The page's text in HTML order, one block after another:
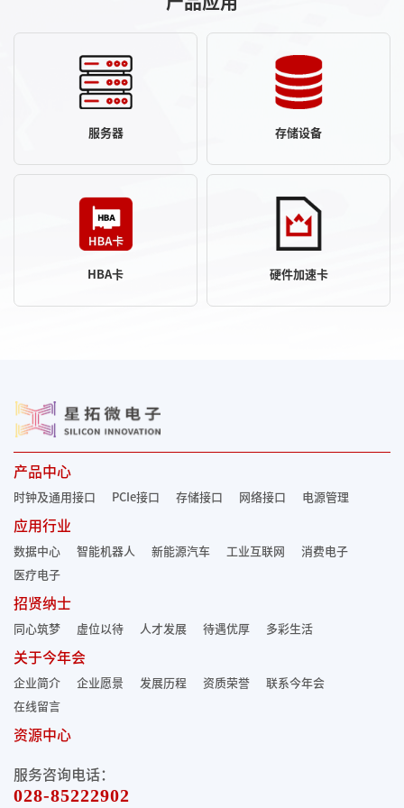
服务器 存储设备
HBA卡 硬件加速卡
产品中心
时钟及通用接口 PCIe接口 存储接口 网络接口 电源管理
应用行业
数据中心 智能机器人 新能源汽车 工业互联网
消费电子
医疗电子
招贤纳士
同心筑梦 虚位以待 人才发展 待遇优厚 多彩生活
关于今年会
企业简介 企业愿景 发展历程 资质荣誉
联系今年会
在线留言
资源中心
服务咨询电话：
028-85222902